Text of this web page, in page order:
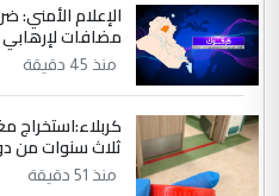
التعليق : صلاح مهدي
الموضوع :
هيئة الحج
وتعديل استمارة قرعة الحج
صلاح مهدي حسن
التعليق : صلاح مهدي
مضافات
منذ 45 دقيقة
ثلاث سنوات من
منذ 51 دقيقة